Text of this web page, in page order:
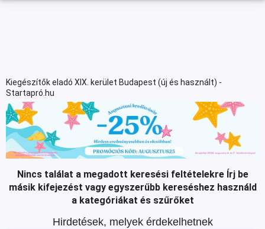
Kiegészítők eladó XIX. kerület Budapest (új és használt) -
Startapró.hu
Nincs találat a megadott keresési feltételekre Írj be
másik kifejezést vagy egyszerűbb kereséshez használd
a kategóriákat és szűrőket
Hirdetések, melyek érdekelhetnek